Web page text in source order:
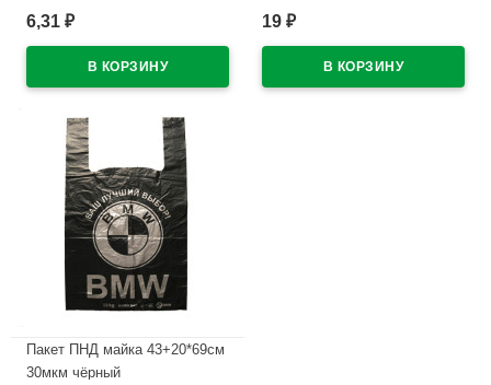
В наличии
6,31 ₽
универсальные М арт У 215
19 ₽
Пакет ПНД майка 43+20*69см
30мкм чёрный